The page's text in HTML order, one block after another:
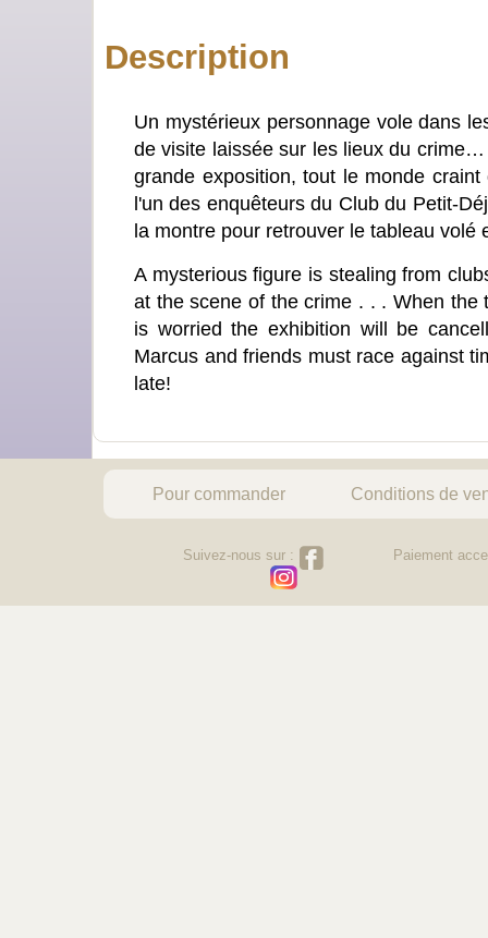
Description
Un mystérieux personnage vole dans
de visite laissée sur les lieux du
grande exposition, tout le monde
l'un des enquêteurs du Club du Petit-
la montre pour retrouver le tableau
A mysterious figure is stealing from
at the scene of the crime . . . When the
is worried the exhibition will be
Marcus and friends must race against
late!
Pour commander Conditions de
Suivez-nous sur : Paiement